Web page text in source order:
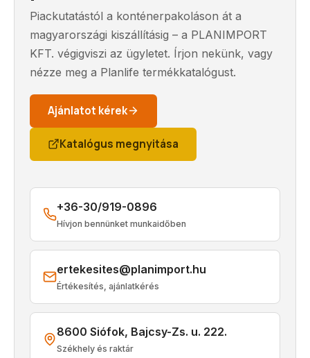
Piackutatástól a konténerpakoláson át a
magyarországi kiszállításig – a PLANIMPORT
KFT. végigviszi az ügyletet. Írjon nekünk, vagy
nézze meg a Planlife termékkatalógust.
Ajánlatot kérek
Katalógus megnyitása
+36-30/919-0896
Hívjon bennünket munkaidőben
ertekesites@planimport.hu
Értékesítés, ajánlatkérés
8600 Siófok, Bajcsy-Zs. u. 222.
Székhely és raktár